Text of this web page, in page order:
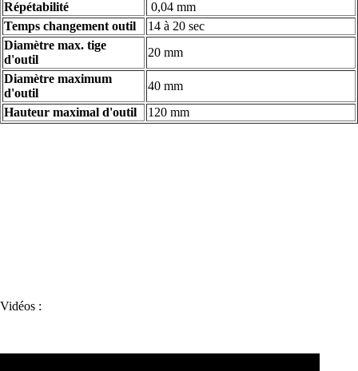
Répétabilité
0,04 mm
Temps changement outil
14 à 20 sec
Diamètre max. tige
d'outil
20 mm
Diamètre maximum
d'outil
40 mm
Hauteur maximal d'outil
120 mm
Vidéos :